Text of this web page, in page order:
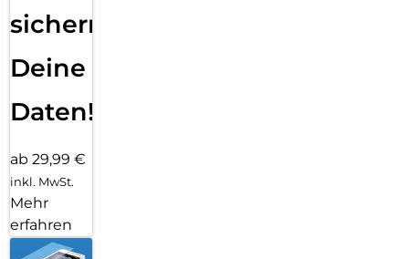
sichern
Deine
Daten!
ab 29,99 €
inkl. MwSt.
Mehr
erfahren